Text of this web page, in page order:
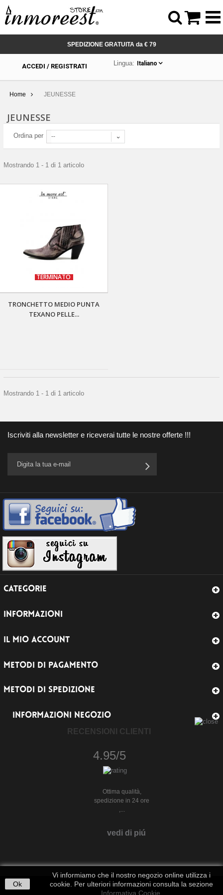
SPEDIZIONE GRATUITA da € 79
ACCEDI / REGISTRATI Lingua: Italiano
Home JEUNESSE
JEUNESSE
Ordina per --
Mostrando 1 - 1 di 1 articolo
TERMINATO
TRONCHETTO MEDIO PUNTA
TEXANO PELLE...
Mostrando 1 - 1 di 1 articolo
Iscriviti alla newsletter e riceverai tutte le nostre offerte !!!
CATEGORIE
INFORMAZIONI
IL MIO ACCOUNT
METODI DI PAGAMENTO
METODI DI SPEDIZIONE
INFORMAZIONI NEGOZIO
 
RECENSIONI CLIENTI
4.95/5
Ottima qualità,
spedizione in 24 ore
vedi di piú
Ok
Vi informiamo che il nostro negozio online utilizza i
cookie. Per ulteriori informazioni consulta la sezione
Informativa Cookie